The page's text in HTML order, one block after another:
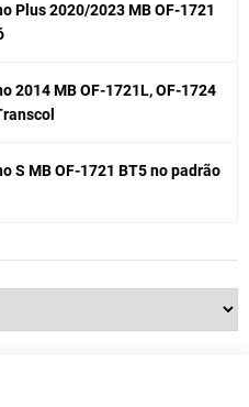
Plus 2020/2023 MB OF-1721
2014 MB OF-1721L, OF-1724
S MB OF-1721 BT5 no padrão